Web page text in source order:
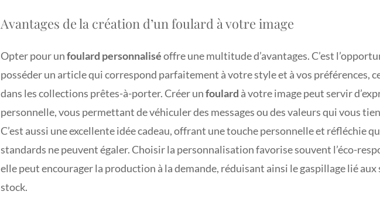
Avantages de la création d’un foulard à votre image
Opter pour unfoulard personnaliséoffre une multitude d’avantages. C’est
posséder un article qui correspond parfaitement à votre style et à vos préférences,
dans les collections prêtes-à-porter. Créer unfoulard à votre image peut servir
personnelle, vous permettant de véhiculer des messages ou des valeurs qui vous
C’est aussi une excellente idée cadeau, offrant une touche personnelle et réfléchie
standards ne peuvent égaler. Choisir la personnalisation favorise souvent l’éco-
elle peut encourager la production à la demande, réduisant ainsi le gaspillage lié aux
stock.